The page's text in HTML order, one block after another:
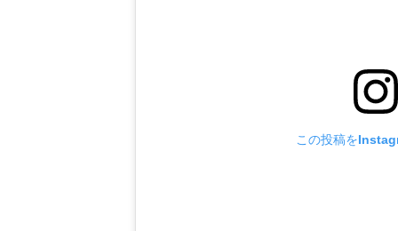
この投稿を